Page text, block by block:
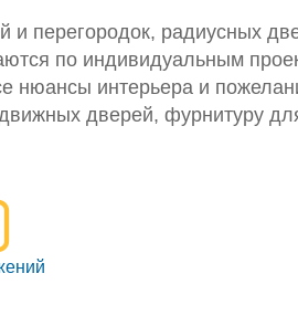
и перегородок, радиусных
по индивидуальным
нюансы интерьера и
дверей, фурнитуру